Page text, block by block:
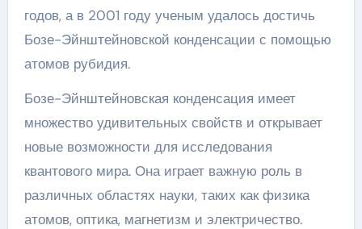
годов, а в 2001 году ученым удалось достичь
Бозе-Эйнштейновской конденсации с помощью
атомов рубидия.
Бозе-Эйнштейновская конденсация имеет
множество удивительных свойств и открывает
новые возможности для исследования
квантового мира. Она играет важную роль в
различных областях науки, таких как физика
атомов, оптика, магнетизм и электричество.